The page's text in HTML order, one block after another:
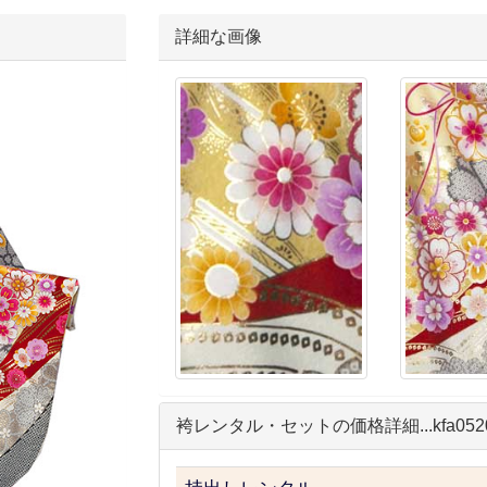
詳細な画像
袴レンタル・セットの価格詳細